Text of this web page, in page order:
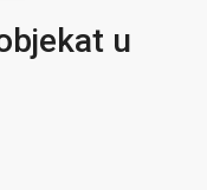
u